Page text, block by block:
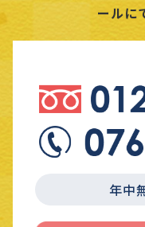
ールに
年中